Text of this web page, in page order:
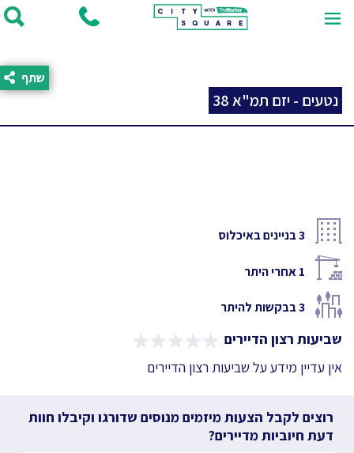
נטעים - יזם תמ"א 38
שתף
3בניינים באיכלוס
1אחרי היתר
3בבקשות להיתר
שביעות רצון הדיירים
אין עדיין מידע על שביעות רצון הדיירים
רוצים לקבל הצעות מיזמים מנוסים שדורגו וקיבלו חוות
דעת חיוביות מדיירים?